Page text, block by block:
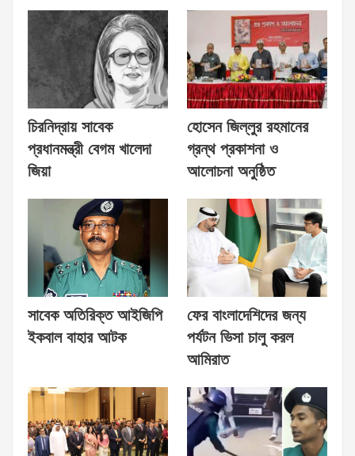
চিরনিদ্রায় সাবেক
প্রধানমন্ত্রী বেগম খালেদা
জিয়া
হোসেন জিল্লুর রহমানের
গ্রন্থ প্রকাশনা ও
আলোচনা অনুষ্ঠিত
সাবেক অতিরিক্ত আইজিপি
ইকবাল বাহার আটক
ফের বাংলাদেশিদের জন্য
পর্যটন ভিসা চালু করল
আমিরাত